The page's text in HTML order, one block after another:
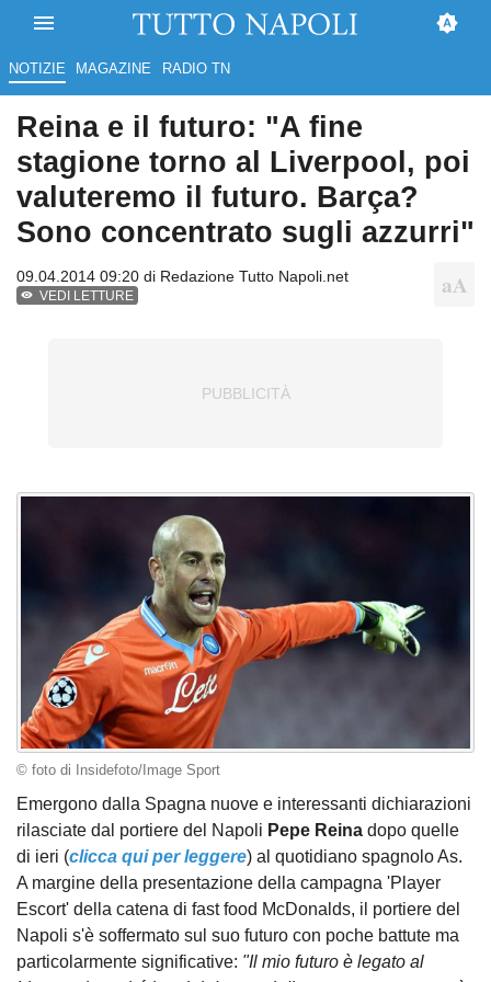
NOTIZIE MAGAZINE RADIO TN
Reina e il futuro: "A fine
stagione torno al Liverpool, poi
valuteremo il futuro. Barça?
Sono concentrato sugli azzurri"
09.04.2014 09:20 di Redazione Tutto Napoli.net
VEDI LETTURE
© foto di Insidefoto/Image Sport
Emergono dalla Spagna nuove e interessanti dichiarazioni
rilasciate dal portiere del Napoli Pepe Reina dopo quelle
di ieri (clicca qui per leggere) al quotidiano spagnolo As.
A margine della presentazione della campagna 'Player
Escort' della catena di fast food McDonalds, il portiere del
Napoli s'è soffermato sul suo futuro con poche battute ma
particolarmente significative: "Il mio futuro è legato al